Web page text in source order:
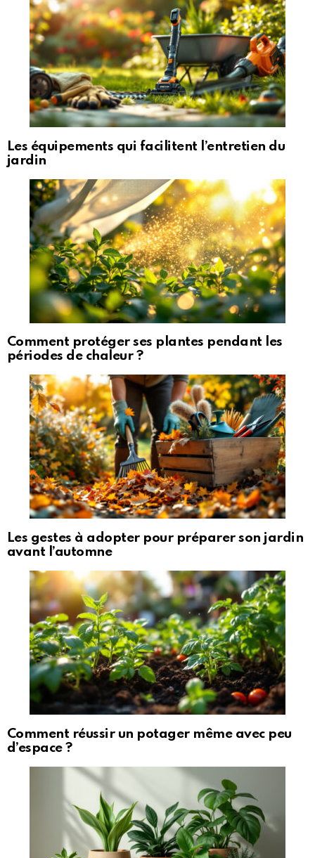
Les équipements qui facilitent l’entretien du
jardin
Comment protéger ses plantes pendant les
périodes de chaleur ?
Les gestes à adopter pour préparer son jardin
avant l’automne
Comment réussir un potager même avec peu
d’espace ?